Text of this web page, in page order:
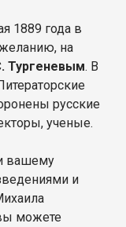
1889 года в
желанию, на
Тургеневым. В
русские
ученые.
вашему
и
можете